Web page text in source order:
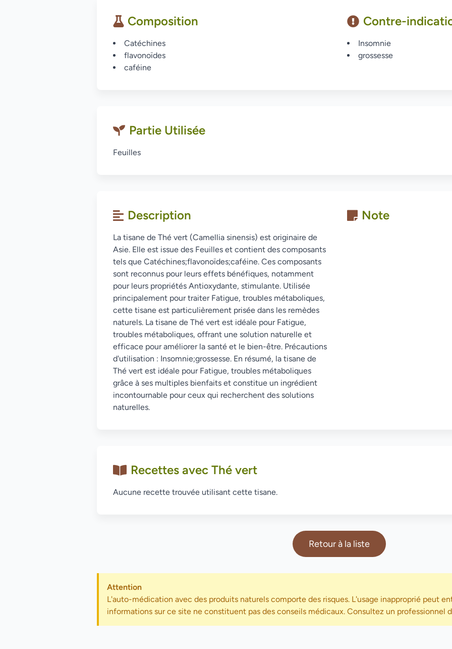
Composition
Catéchines
flavonoïdes
caféine
Contre-
Insomnie
grossesse
Partie Utilisée
Feuilles
Description
La tisane de Thé vert (Camellia sinensis) est originaire de
Asie. Elle est issue des Feuilles et contient des composants
tels que Catéchines;flavonoïdes;caféine. Ces composants
sont reconnus pour leurs effets bénéfiques, notamment
pour leurs propriétés Antioxydante, stimulante. Utilisée
principalement pour traiter Fatigue, troubles métaboliques,
cette tisane est particulièrement prisée dans les remèdes
naturels. La tisane de Thé vert est idéale pour Fatigue,
troubles métaboliques, offrant une solution naturelle et
efficace pour améliorer la santé et le bien-être. Précautions
d'utilisation : Insomnie;grossesse. En résumé, la tisane de
Thé vert est idéale pour Fatigue, troubles métaboliques
grâce à ses multiples bienfaits et constitue un ingrédient
incontournable pour ceux qui recherchent des solutions
naturelles.
Note
Recettes avec Thé vert
Aucune recette trouvée utilisant cette tisane.
Retour à la liste
Attention
L'auto-médication avec des produits naturels comporte des risques. L'usage inapproprié peut
informations sur ce site ne constituent pas des conseils médicaux. Consultez un professionnel